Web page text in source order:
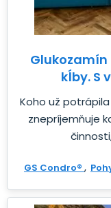
Glukozamín
kĺby. S
Koho už
znepríjemňuje
GS Condro®